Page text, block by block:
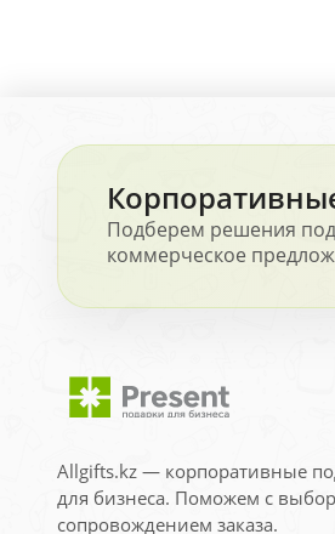
Подберем решения
коммерческое
Allgifts.kz — корпоративные
для бизнеса. Поможем с
сопровождением заказа.